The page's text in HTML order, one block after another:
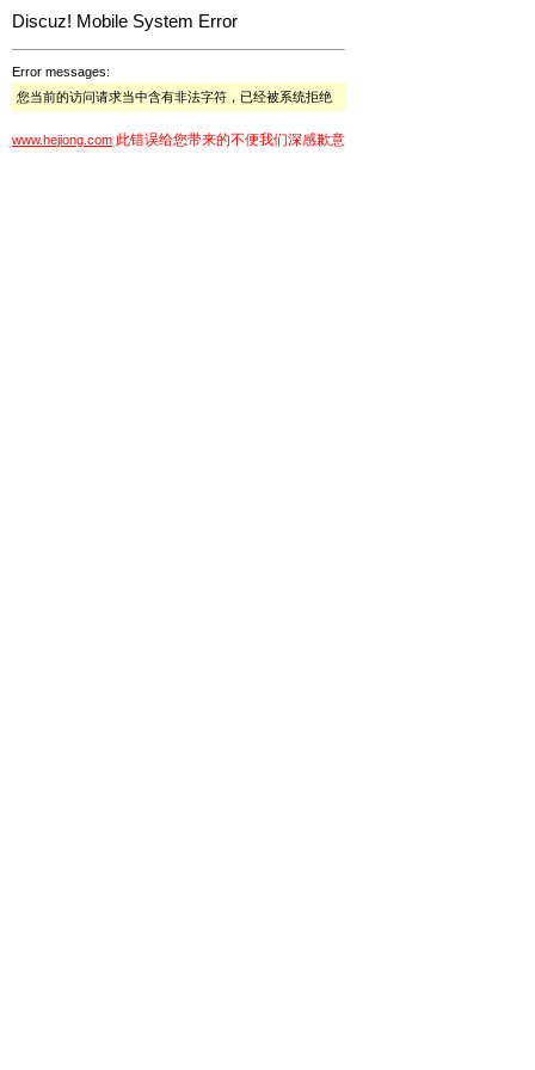
Discuz! Mobile System Error
Error messages:
您当前的访问请求当中含有非法字符，已经被系统拒绝
www.hejiong.com 此错误给您带来的不便我们深感歉意